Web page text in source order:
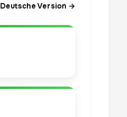
Deutsche Version →